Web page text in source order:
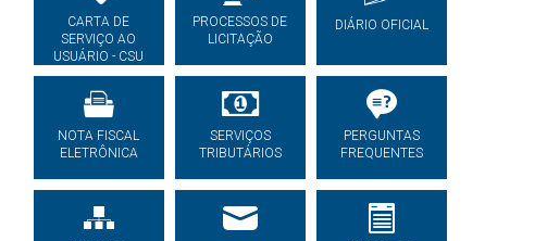
CARTA DE
SERVIÇO AO
USUÁRIO - CSU
PROCESSOS DE
LICITAÇÃO
DIÁRIO OFICIAL
NOTA FISCAL
ELETRÔNICA
SERVIÇOS
TRIBUTÁRIOS
PERGUNTAS
FREQUENTES